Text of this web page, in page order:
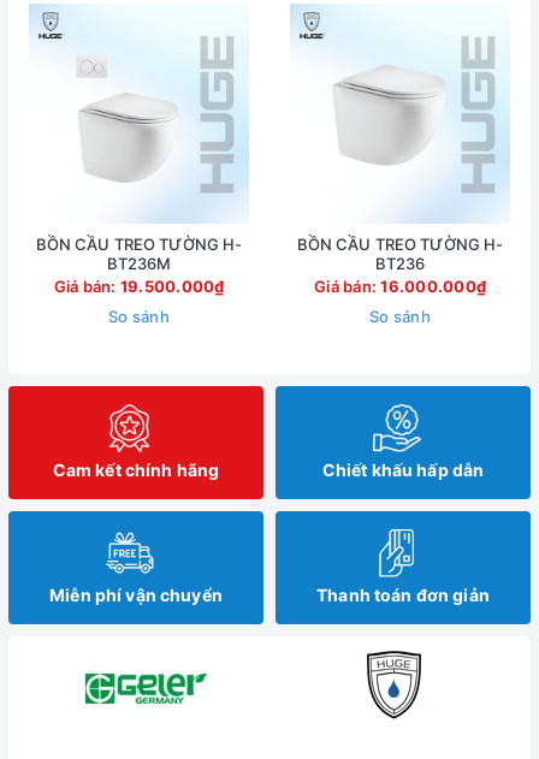
BỒN CẦU TREO TƯỜNG H-
BT236M
Giá bán: 19.500.000₫
So sánh
BỒN CẦU TREO TƯỜNG H-
BT236
Giá bán:16.000.000₫
So sánh
Cam kết chính hãng Chiết khấu hấp dẫn
Miễn phí vận chuyển Thanh toán đơn giản